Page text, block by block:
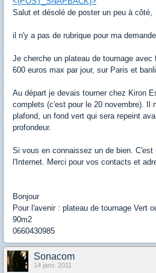
Salut et désolé de poster un peu à côté,
il n'y a pas de rubrique pour ma
Je cherche un plateau de tournage avec
600 euros max par jour, sur Paris et
Au départ je devais tourner chez Kiron
complets (c'est pour le 20 novembre). Il
plafond, un fond vert qui sera repeint
profondeur.
Si vous en connaissez un de bien. C'est
l'Internet. Merci pour vos contacts et
Bonjour
Pour l'avenir : plateau de tournage Vert
90m2
0660430985
Sonacom
14 janv. 2011